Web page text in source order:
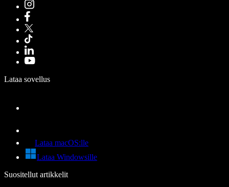
Lataa sovellus
Lataa macOS:lle
Lataa Windowsille
Suositellut artikkelit